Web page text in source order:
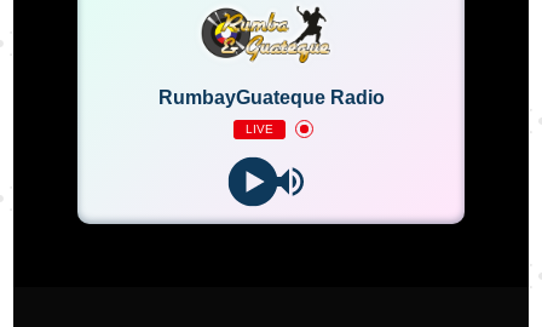
RumbayGuateque Radio
LIVE